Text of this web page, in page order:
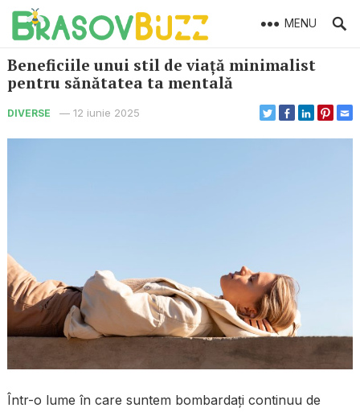
MENU
Beneficiile unui stil de viață minimalist
pentru sănătatea ta mentală
DIVERSE — 12 iunie 2025
Într-o lume în care suntem bombardați continuu de